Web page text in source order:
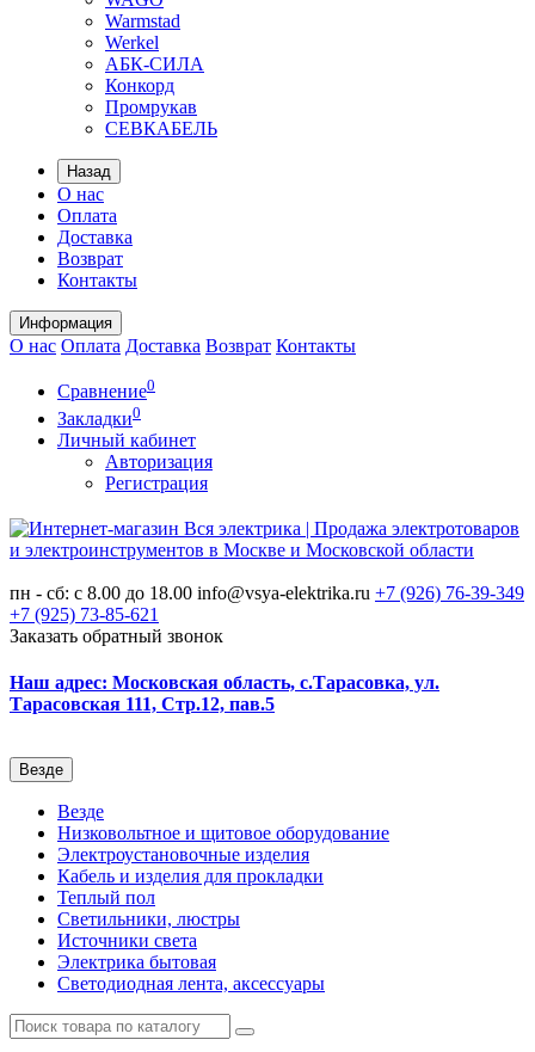
Warmstad
Werkel
АБК-СИЛА
Конкорд
Промрукав
СЕВКАБЕЛЬ
Назад
О нас
Оплата
Доставка
Возврат
Контакты
Информация
О нас Оплата Доставка Возврат Контакты
Сравнение0
Закладки0
Личный кабинет
Авторизация
Регистрация
пн - сб: с 8.00 до 18.00 info@vsya-elektrika.ru +7 (926) 76-39-349
+7 (925) 73-85-621
Заказать обратный звонок
Наш адрес: Московская область, с.Тарасовка, ул.
Тарасовская 111, Стр.12, пав.5
Везде
Везде
Низковольтное и щитовое оборудование
Электроустановочные изделия
Кабель и изделия для прокладки
Теплый пол
Светильники, люстры
Источники света
Электрика бытовая
Светодиодная лента, аксессуары